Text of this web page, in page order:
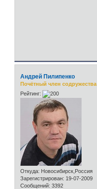
Андрей Пилипенко
Почётный член содружества
Рейтинг:
Откуда: Новосибирск,Россия
Зарегистрирован: 19-07-2009
Сообщений: 3392